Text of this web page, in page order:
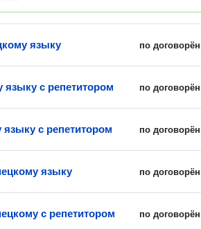
по
языку
по
с репетитором
по
с репетитором
по
языку
по
с репетитором